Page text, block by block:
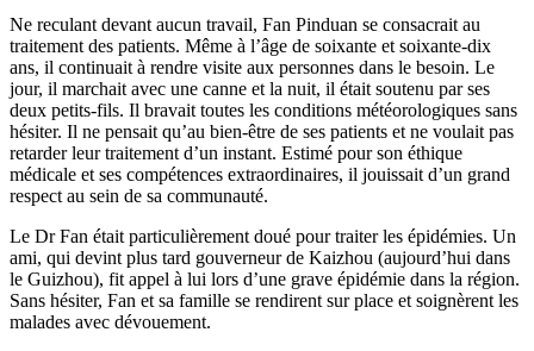
Ne reculant devant aucun travail, Fan Pinduan se consacrait au
traitement des patients. Même à l’âge de soixante et soixante-dix
ans, il continuait à rendre visite aux personnes dans le besoin. Le
jour, il marchait avec une canne et la nuit, il était soutenu par ses
deux petits-fils. Il bravait toutes les conditions météorologiques sans
hésiter. Il ne pensait qu’au bien-être de ses patients et ne voulait pas
retarder leur traitement d’un instant. Estimé pour son éthique
médicale et ses compétences extraordinaires, il jouissait d’un grand
respect au sein de sa communauté.
Le Dr Fan était particulièrement doué pour traiter les épidémies. Un
ami, qui devint plus tard gouverneur de Kaizhou (aujourd’hui dans
le Guizhou), fit appel à lui lors d’une grave épidémie dans la région.
Sans hésiter, Fan et sa famille se rendirent sur place et soignèrent les
malades avec dévouement.